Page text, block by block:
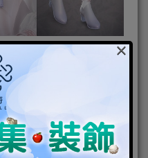
時販售
雪逢春場景互動禮包超
「素雪逢春」場景互動
源「素雪逢春」、換裝
「明燈除夜」等獎勵，
×